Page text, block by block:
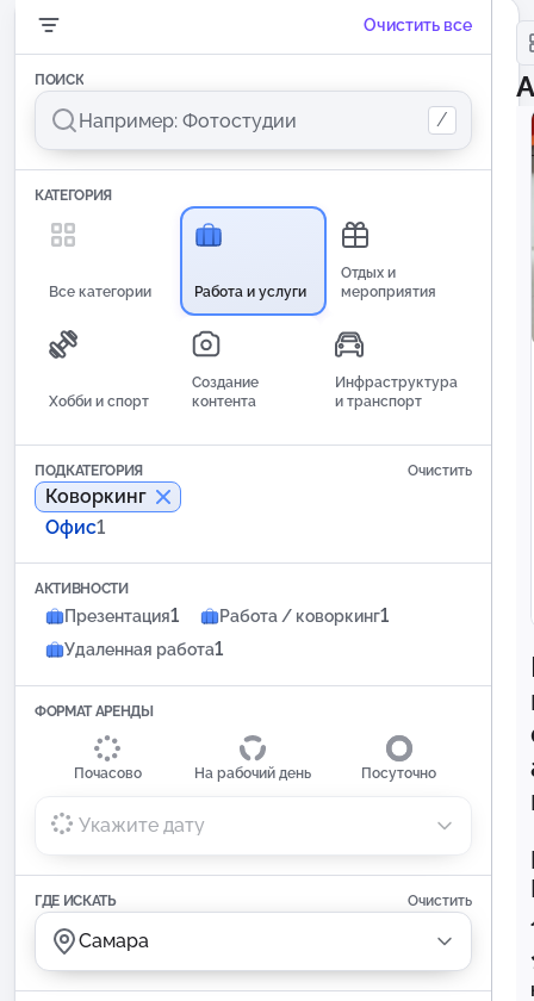
Очистить все
ПОИСК
/
КАТЕГОРИЯ
Все категории Работа и услуги
Отдых и
мероприятия
Хобби и спорт
Создание
контента
Инфраструктура
и транспорт
ПОДКАТЕГОРИЯ Очистить
Коворкинг
Офис1
АКТИВНОСТИ
Презентация1 Работа / коворкинг1
Удаленная работа1
ФОРМАТ АРЕНДЫ
Почасово На рабочий день Посуточно
Укажите дату
ГДЕ ИСКАТЬ Очистить
Самара